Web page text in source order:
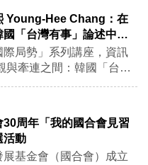
跨域講座（一）、
3.若對本課程有
課教師
期五） 地點 張榮發
1003會議室 報名截
期五） 歡迎對國際
關係及全球發展議題有
名參加。名額有限，額
名，以免向隅！ (研習
表將於七月初揭曉，敬請
7/5
co-authored studies
to illustrate
and tentative
踴躍參加~
義者的多元方法論，透過
角，反思當前學門在求
參加~
Young-Hee Chang：在
「台灣有事」論述中的
局勢」系列講座，資訊
（韓國高麗大學亞細
究中心學術研究教授兼主
30周年「我的國合會見習
活動
基金會（國合會）成立